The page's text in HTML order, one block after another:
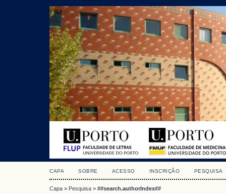
CAPA SOBRE ACESSO INSCRIÇÃO PESQUISA
Capa > Pesquisa > ##search.authorIndex##